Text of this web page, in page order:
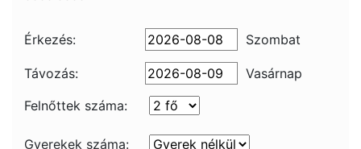
Érkezés: Szombat
Távozás:
Vasárnap
Felnőttek száma:
Gyerekek száma: